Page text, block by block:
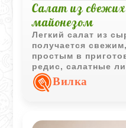
Салат из свежих
майонезом
Легкий салат из
получается
простым в
редис, салатные
помидоры хорошо
майонезной
Вилка